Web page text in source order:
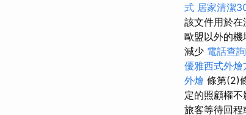
式 居家清潔
該文件用於在
歐盟以外的
減少 電話查詢
優雅西式外燴
外燴 條第(2)
定的照顧權
旅客等待回